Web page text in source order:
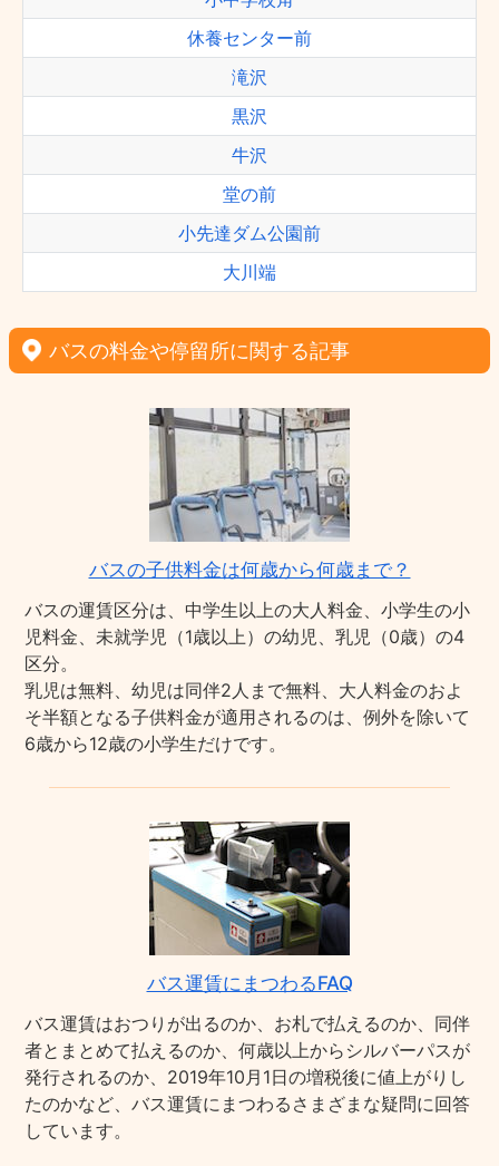
休養センター前
滝沢
黒沢
牛沢
堂の前
小先達ダム公園前
大川端
バスの料金や停留所に関する記事
バスの子供料金は何歳から何歳まで？
バスの運賃区分は、中学生以上の大人料金、小学生の小
児料金、未就学児（1歳以上）の幼児、乳児（0歳）の4
区分。
乳児は無料、幼児は同伴2人まで無料、大人料金のおよ
そ半額となる子供料金が適用されるのは、例外を除いて
6歳から12歳の小学生だけです。
バス運賃にまつわるFAQ
バス運賃はおつりが出るのか、お札で払えるのか、同伴
者とまとめて払えるのか、何歳以上からシルバーパスが
発行されるのか、2019年10月1日の増税後に値上がりし
たのかなど、バス運賃にまつわるさまざまな疑問に回答
しています。